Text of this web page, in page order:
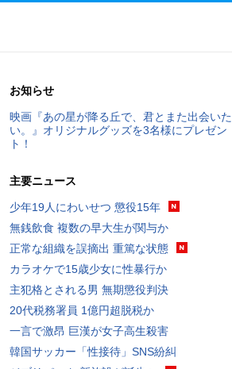
お知らせ
映画『あの星が降る丘で、君とまた出会いた
い。』オリジナルグッズを3名様にプレゼン
ト！
主要ニュース
少年19人にわいせつ 懲役15年
無銭飲食 複数の早大生が関与か
正常な組織を誤摘出 重篤な状態
カラオケで15歳少女に性暴行か
主犯格とされる男 無期懲役判決
20代税務署員 1億円超脱税か
一言で激昂 巨漢が女子高生殺害
韓国サッカー「性接待」SNS紛糾